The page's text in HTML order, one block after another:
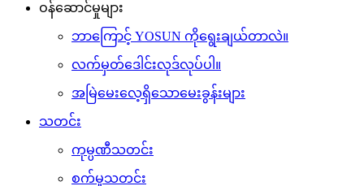
ဝန်ဆောင်မှုများ
ဘာကြောင့် YOSUN ကိုရွေးချယ်တာလဲ။
လက်မှတ်ဒေါင်းလုဒ်လုပ်ပါ။
အမြဲမေးလေ့ရှိသောမေးခွန်းများ
သတင်း
ကုမ္ပဏီသတင်း
စက်မှုသတင်း